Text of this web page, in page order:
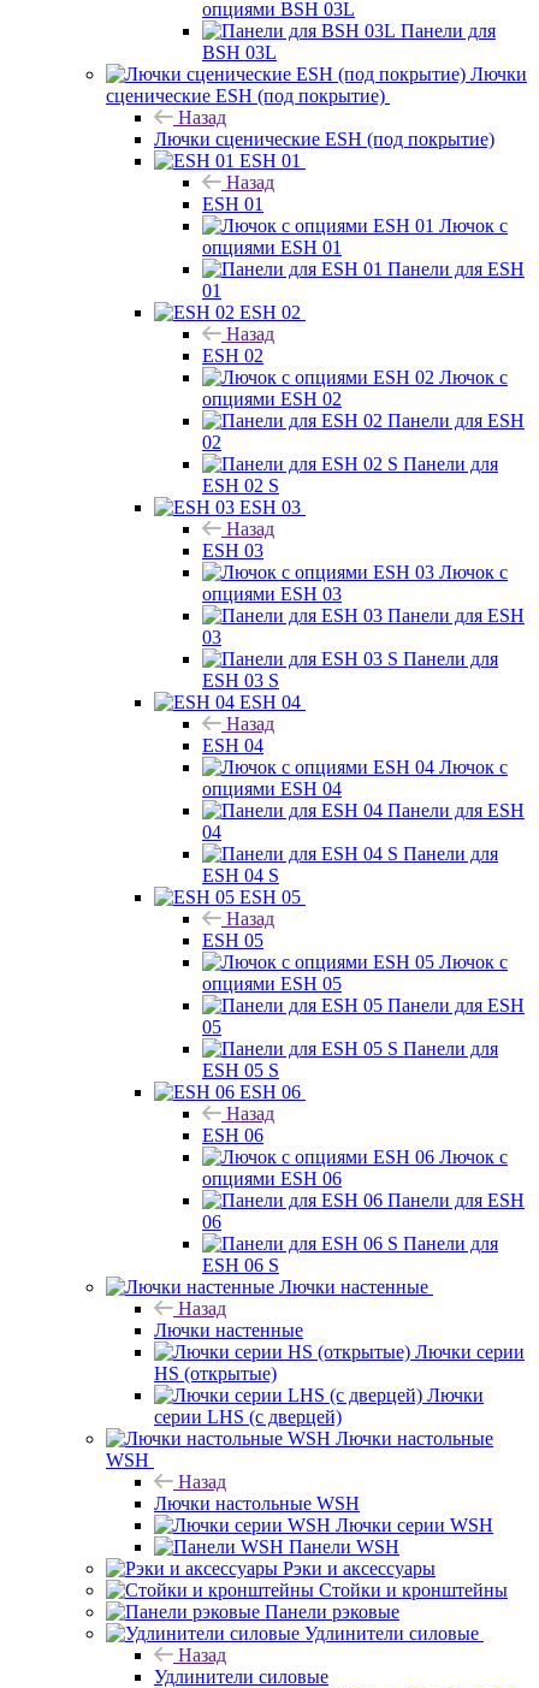
опциями BSH 03L
Панели для
BSH 03L
Лючки
сценические ESH (под покрытие)
Назад
Лючки сценические ESH (под покрытие)
ESH 01
Назад
ESH 01
Лючок с
опциями ESH 01
Панели для ESH
01
ESH 02
Назад
ESH 02
Лючок с
опциями ESH 02
Панели для ESH
02
Панели для
ESH 02 S
ESH 03
Назад
ESH 03
Лючок с
опциями ESH 03
Панели для ESH
03
Панели для
ESH 03 S
ESH 04
Назад
ESH 04
Лючок с
опциями ESH 04
Панели для ESH
04
Панели для
ESH 04 S
ESH 05
Назад
ESH 05
Лючок с
опциями ESH 05
Панели для ESH
05
Панели для
ESH 05 S
ESH 06
Назад
ESH 06
Лючок с
опциями ESH 06
Панели для ESH
06
Панели для
ESH 06 S
Лючки настенные
Назад
Лючки настенные
Лючки серии
HS (открытые)
Лючки
серии LHS (с дверцей)
Лючки настольные
WSH
Назад
Лючки настольные WSH
Лючки серии WSH
Панели WSH
Рэки и аксессуары
Стойки и кронштейны
Панели рэковые
Удлинители силовые
Назад
Удлинители силовые